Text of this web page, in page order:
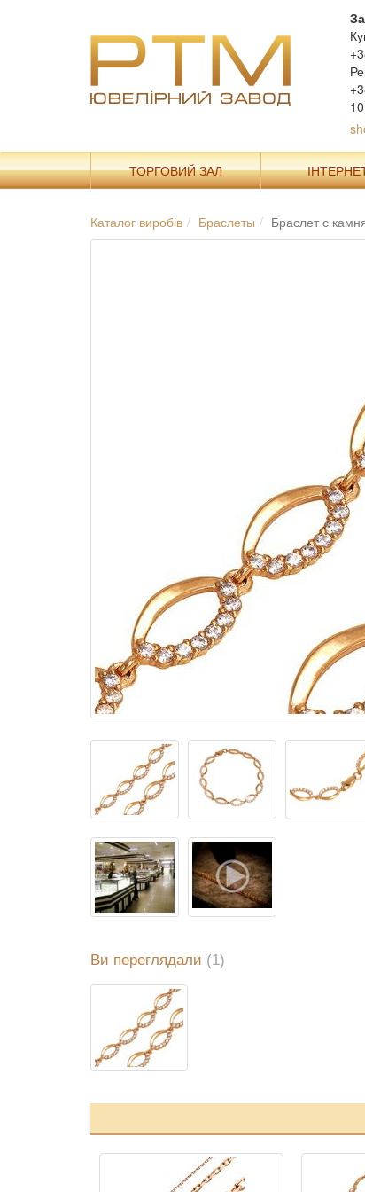
ТОРГОВИЙ ЗАЛ
Каталог виробів Браслеты Браслет с
Ви переглядали (1)